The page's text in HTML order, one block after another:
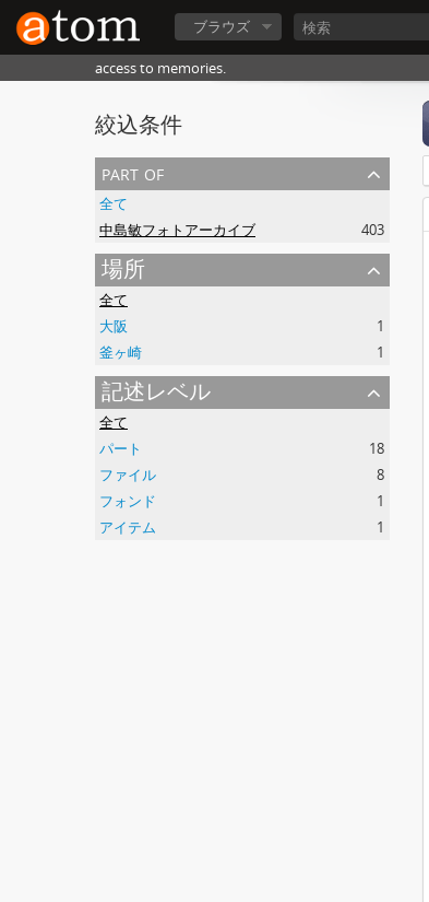
ブラウズ
access to memories.
絞込条件
part of
全て
中島敏フォトアーカイブ
403
場所
全て
大阪
1
釜ヶ崎
1
記述レベル
全て
パート
18
ファイル
8
フォンド
1
アイテム
1